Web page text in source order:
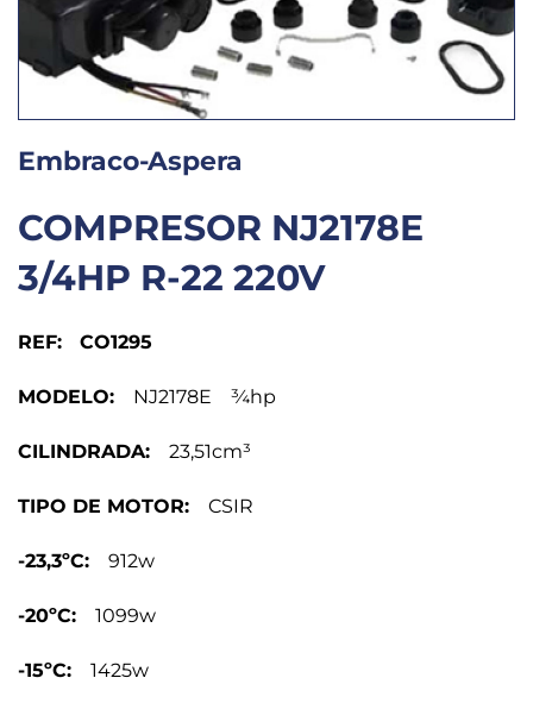
Embraco-Aspera
COMPRESOR NJ2178E
3/4HP R-22 220V
REF: CO1295
MODELO: NJ2178E ¾hp
CILINDRADA: 23,51cm³
TIPO DE MOTOR: CSIR
-23,3ºC: 912w
-20ºC: 1099w
-15ºC: 1425w